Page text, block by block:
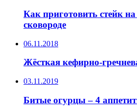
Как приготовить стейк
сковороде
06.11.2018
Жёсткая кефирно-
03.11.2019
Битые огурцы – 4